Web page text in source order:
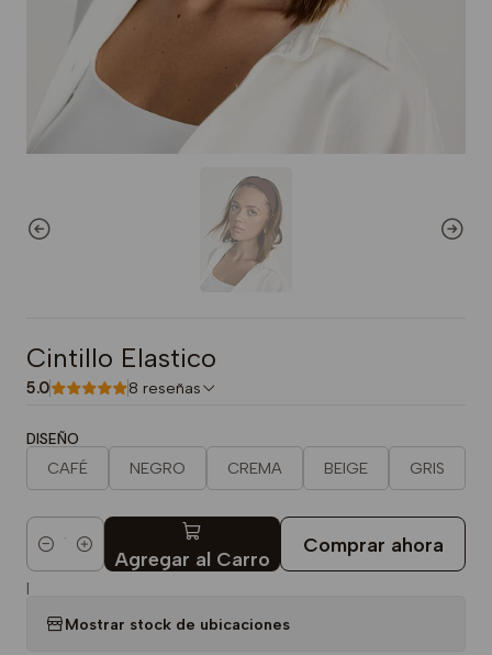
Cintillo Elastico
5.0 8 reseñas
DISEÑO
CAFÉ NEGRO CREMA BEIGE GRIS
Cantidad Agregar al Carro
Comprar ahora
|
Mostrar stock de ubicaciones